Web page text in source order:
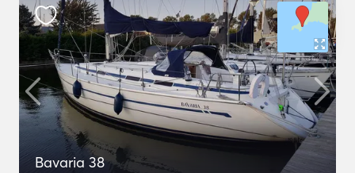
Bavaria 38